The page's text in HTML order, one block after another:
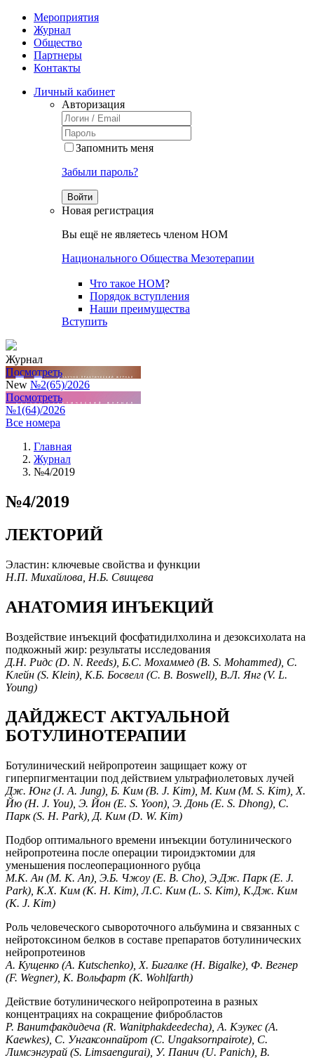
Мероприятия
Журнал
Общество
Партнеры
Контакты
Личный кабинет
Авторизация
Запомнить меня
Забыли пароль?
Войти
Новая регистрация
Вы ещё не являетесь членом НОМ
Национального Общества Мезотерапии
Что такое НОМ?
Порядок вступления
Наши преимущества
Вступить
Журнал
Посмотреть
New №2(65)/2026
Посмотреть
№1(64)/2026
Все номера
Главная
Журнал
№4/2019
№4/2019
ЛЕКТОРИЙ
Эластин: ключевые свойства и функции
Н.П. Михайлова, Н.Б. Свищева
АНАТОМИЯ ИНЪЕКЦИЙ
Воздействие инъекций фосфатидилхолина и дезоксихолата на
подкожный жир: результаты исследования
Д.Н. Ридс (D. N. Reeds), Б.С. Мохаммед (B. S. Mohammed), С.
Клейн (S. Klein), К.Б. Босвелл (C. B. Boswell), В.Л. Янг (V. L.
Young)
ДАЙДЖЕСТ АКТУАЛЬНОЙ
БОТУЛИНОТЕРАПИИ
Ботулинический нейропротеин защищает кожу от
гиперпигментации под действием ультрафиолетовых лучей
Дж. Юнг (J. A. Jung), Б. Ким (B. J. Kim), М. Ким (M. S. Kim), Х.
Йю (H. J. You), Э. Йон (E. S. Yoon), Э. Донь (E. S. Dhong), С.
Парк (S. H. Park), Д. Ким (D. W. Kim)
Подбор оптимального времени инъекции ботулинического
нейропротеина после операции тироидэктомии для
уменьшения послеоперационного рубца
М.К. Ан (M. K. An), Э.Б. Чжоу (E. B. Cho), Э.Дж. Парк (E. J.
Park), К.Х. Ким (K. H. Kim), Л.С. Ким (L. S. Kim), К.Дж. Ким
(K. J. Kim)
Роль человеческого сывороточного альбумина и связанных с
нейротоксином белков в составе препаратов ботулинических
нейропротеинов
А. Кущенко (A. Kutschenko), Х. Бигалке (H. Bigalke), Ф. Вегнер
(F. Wegner), К. Вольфарт (K. Wohlfarth)
Действие ботулинического нейропротеина в разных
концентрациях на сокращение фибробластов
Р. Ванитфакдидеча (R. Wanitphakdeedecha), А. Кэукес (A.
Kaewkes), С. Унгаксонпайрот (C. Ungaksornpairote), С.
Лимсэнгурай (S. Limsaengurai), У. Панич (U. Panich), В.